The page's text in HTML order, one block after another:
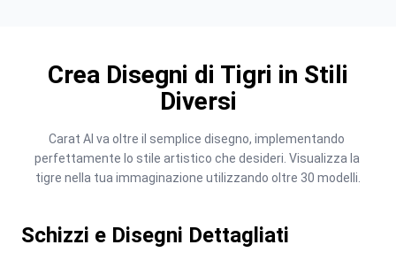
Crea Disegni di Tigri in Stili
Diversi
Carat AI va oltre il semplice disegno, implementando
perfettamente lo stile artistico che desideri. Visualizza la
tigre nella tua immaginazione utilizzando oltre 30 modelli.
Schizzi e Disegni Dettagliati